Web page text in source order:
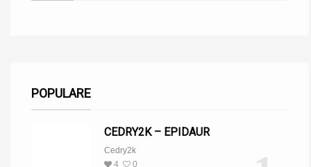
POPULARE
CEDRY2K – EPIDAUR
Cedry2k
4
0